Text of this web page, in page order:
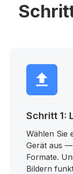
Schritt 1:
Wählen Sie
Gerät aus —
Formate.
Bildern